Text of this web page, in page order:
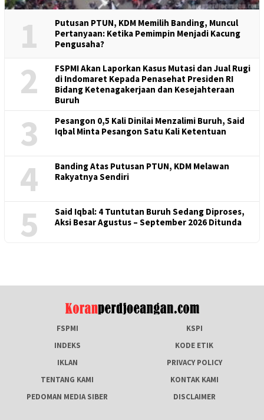
1
Putusan PTUN, KDM Memilih Banding, Muncul
Pertanyaan: Ketika Pemimpin Menjadi Kacung
Pengusaha?
2
FSPMI Akan Laporkan Kasus Mutasi dan Jual Rugi
di Indomaret Kepada Penasehat Presiden RI
Bidang Ketenagakerjaan dan Kesejahteraan
Buruh
3
Pesangon 0,5 Kali Dinilai Menzalimi Buruh, Said
Iqbal Minta Pesangon Satu Kali Ketentuan
4
Banding Atas Putusan PTUN, KDM Melawan
Rakyatnya Sendiri
5
Said Iqbal: 4 Tuntutan Buruh Sedang Diproses,
Aksi Besar Agustus – September 2026 Ditunda
FSPMI
KSPI
INDEKS
KODE ETIK
IKLAN
PRIVACY POLICY
TENTANG KAMI
KONTAK KAMI
PEDOMAN MEDIA SIBER
DISCLAIMER